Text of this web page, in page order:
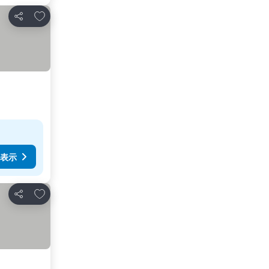
シェア
お気に入りに追加
示
シェア
お気に入りに追加